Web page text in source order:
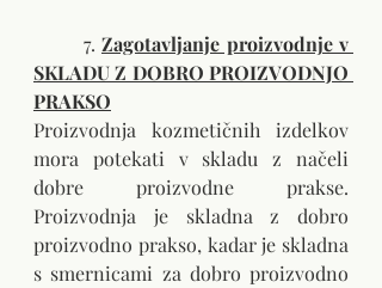
	7.
Zagotavljanje proizvodnje v
SKLADU Z DOBRO PROIZVODNJO
PRAKSO
Proizvodnja kozmetičnih izdelkov
mora potekati v skladu z načeli
dobre proizvodne prakse.
Proizvodnja je skladna z dobro
proizvodno prakso, kadar je skladna
s smernicami za dobro proizvodno